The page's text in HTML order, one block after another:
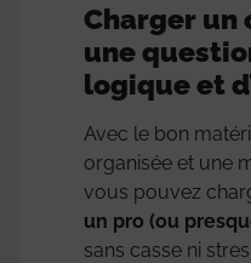
Charger un
une
logique et
Avec le bon
organisée et une
vous pouvez
un pro (ou
sans casse ni